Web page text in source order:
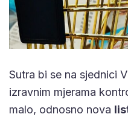
Sutra bi se na sjednici
izravnim mjerama
malo, odnosno nova